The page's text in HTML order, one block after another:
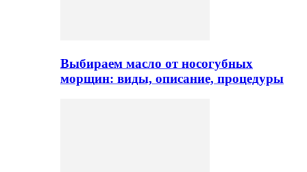
Выбираем масло от носогубных
морщин: виды, описание, процедуры